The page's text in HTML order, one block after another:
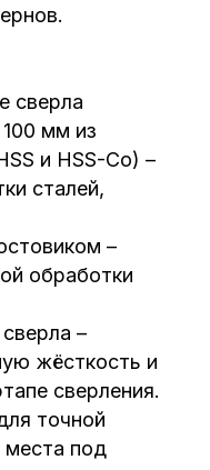
сверла
мм из
и HSS-Co) –
сталей,
–
обработки
–
жёсткость и
сверления.
точной
места под